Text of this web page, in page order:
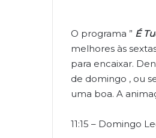
O programa ” É
melhores às
para encaixar.
de domingo , ou
uma boa. A
11:15 – Domingo